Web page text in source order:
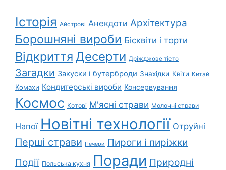
Історія Айстрові Анекдоти Архітектура
Борошняні вироби Бісквіти і торти
Відкриття Десерти Дріжджове тісто
Загадки Закуски і бутерброди Знахідки Квіти Китай
Комахи Кондитерські вироби Консервування
Космос Котові М'ясні страви Молочні страви
Напої Новітні технології Отруйні
Перші страви Печери Пироги і пиріжки
Події Польська кухня Поради Природні